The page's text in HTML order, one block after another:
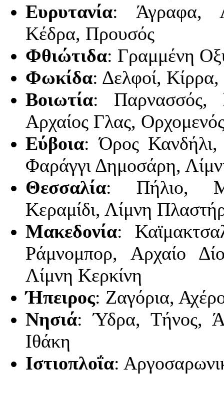
Ευρυτανία: Άγραφα,
Κέδρα, Προυσός
Φθιώτιδα: Γραμμένη
Φωκίδα: Δελφοί,
Βοιωτία: Παρνασσός,
Αρχαίος Γλας,
Εύβοια: Όρος
Φαράγγι Δημοσάρη,
Θεσσαλία: Πήλιο,
Κεραμίδι, Λίμνη
Μακεδονία:
Ράμνομπορ, Αρχαίο
Λίμνη Κερκίνη
Ήπειρος: Ζαγόρια,
Νησιά: Ύδρα, Τήνος,
Ιθάκη
Ιστιοπλοΐα: